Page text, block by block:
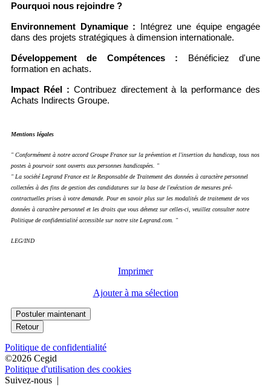
Pourquoi nous rejoindre ?
Environnement Dynamique : Intégrez une équipe engagée
dans des projets stratégiques à dimension internationale.
Développement de Compétences : Bénéficiez d'une
formation en achats.
Impact Réel : Contribuez directement à la performance des
Achats Indirects Groupe.
Mentions légales
" Conformément à notre accord Groupe France sur la prévention et l'insertion du handicap, tous nos
postes à pourvoir sont ouverts aux personnes handicapées. "
" La société Legrand France est le Responsable de Traitement des données à caractère personnel
collectées à des fins de gestion des candidatures sur la base de l'exécution de mesures pré-
contractuelles prises à votre demande. Pour en savoir plus sur les modalités de traitement de vos
données à caractère personnel et les droits que vous détenez sur celles-ci, veuillez consulter notre
Politique de confidentialité accessible sur notre site Legrand.com. "
LEG/IND
Imprimer
Ajouter à ma sélection
Politique de confidentialité
©2026 Cegid
Politique d'utilisation des cookies
Suivez-nous |